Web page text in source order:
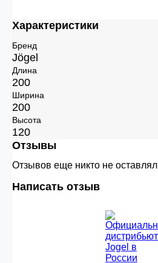
Характеристики
Бренд
Jögel
Длина
200
Ширина
200
Высота
120
Отзывы
Отзывов еще никто не оставлял
Написать отзыв